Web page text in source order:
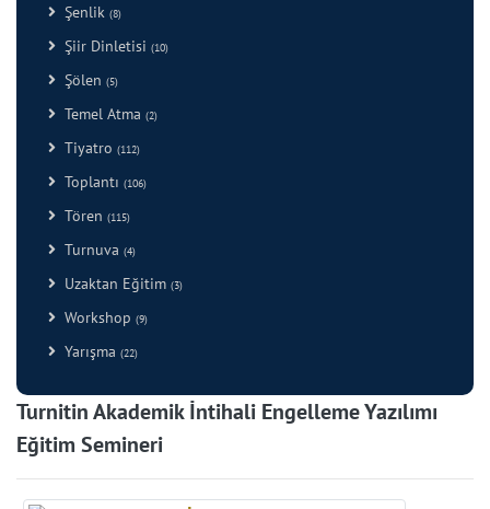
Şenlik (8)
Şiir Dinletisi (10)
Şölen (5)
Temel Atma (2)
Tiyatro (112)
Toplantı (106)
Tören (115)
Turnuva (4)
Uzaktan Eğitim (3)
Workshop (9)
Yarışma (22)
Turnitin Akademik İntihali Engelleme Yazılımı
Eğitim Semineri